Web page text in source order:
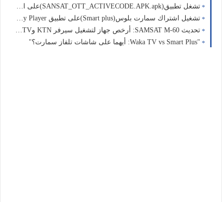
تشغل تطبيق(SANSAT_OTT_ACTIVECODE.APK.apk)على اجهزة الاندرويد/فايرستيك واجهزة تلفاز اندرويد
تشغيل اشتراك سمارت بلوس(Smart plus)على تطبيق Iptv Smart Classy Player
تحديث SAMSAT M-60: أرخص جهاز لتشغيل سيرفر KTN وDream TV لمتابعة كأس أفريقيا/ كاس اسيا
"Waka TV vs Smart Plus: أيهما على شاشات تلفاز سمارت؟"